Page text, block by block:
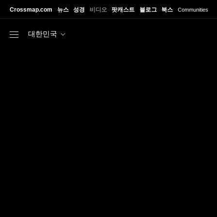
Crossmap.com 뉴스 성경 비디오 팟캐스트 블로그 북스 Communities
대한민국